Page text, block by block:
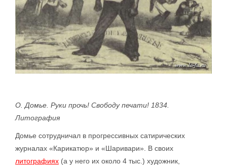
О. Домье. Руки прочь! Свободу печати! 1834.
Литография
Домье сотрудничал в прогрессивных сатирических
журналах «Карикатюр» и «Шаривари». В своих
литографиях (а у него их около 4 тыс.) художник,